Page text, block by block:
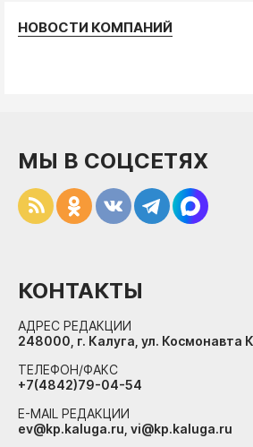
НОВОСТИ КОМПАНИЙ
МЫ В СОЦСЕТЯХ
КОНТАКТЫ
АДРЕС РЕДАКЦИИ
248000, г. Калуга, ул. Космонавта
ТЕЛЕФОН/ФАКС
+7(4842)79-04-54
E-MAIL РЕДАКЦИИ
ev@kp.kaluga.ru, vi@kp.kaluga.ru